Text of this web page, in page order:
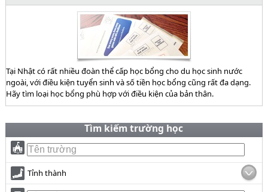
Tại Nhật có rất nhiều đoàn thể cấp học bổng cho du học sinh nước
ngoài, với điều kiện tuyển sinh và số tiền học bổng cũng rất đa dạng.
Hãy tìm loại học bổng phù hợp với điều kiện của bản thân.
Tìm kiếm trường học
Tỉnh thành